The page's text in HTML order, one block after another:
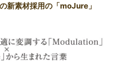
新素材採用の「moJure」